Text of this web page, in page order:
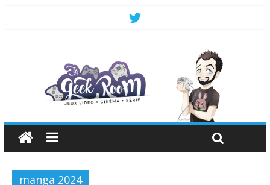
manga 2024